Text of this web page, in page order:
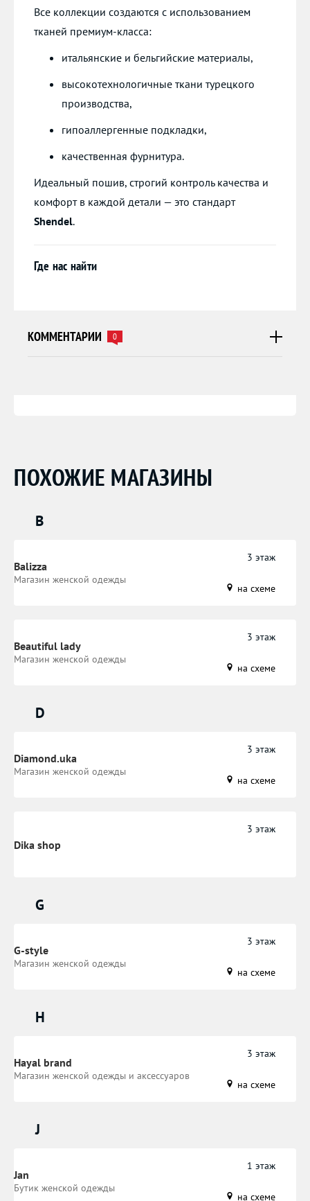
Все коллекции создаются с использованием
тканей премиум-класса:
итальянские и бельгийские материалы,
высокотехнологичные ткани турецкого
производства,
гипоаллергенные подкладки,
качественная фурнитура.
Идеальный пошив, строгий контроль качества и
комфорт в каждой детали — это стандарт
Shendel.
Где нас найти
КОММЕНТАРИИ 0
ПОХОЖИЕ МАГАЗИНЫ
B
Balizza
Магазин женской одежды
3 этаж
на схеме
Beautiful lady
​Магазин женской одежды
3 этаж
на схеме
D
Diamond.uka
​Магазин женской одежды
3 этаж
на схеме
Dika shop
3 этаж
G
G-style
Магазин женской одежды
3 этаж
на схеме
H
Hayal brand
Магазин женской одежды и аксессуаров
3 этаж
на схеме
J
Jan
Бутик женской одежды
1 этаж
на схеме